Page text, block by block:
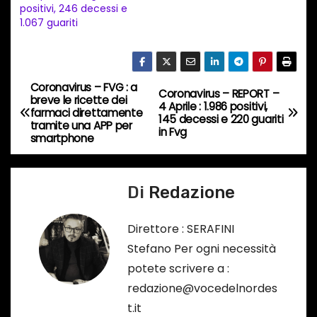
t
o
c
o
r
s
positivi, 246 decessi e
1.067 guariti
N
a
v
Coronavirus – REPORT –
4 Aprile : 1.986 positivi,
145 decessi e 220 guariti
in Fvg
Coronavirus – FVG : a
breve le ricette dei
farmaci direttamente
tramite una APP per
smartphone
Di Redazione
Direttore : SERAFINI
Stefano Per ogni necessità
potete scrivere a :
redazione@vocedelnordes
t.it